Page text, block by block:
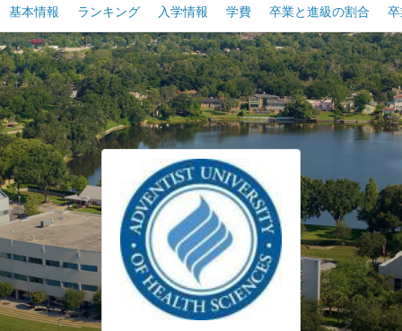
基本情報 ランキング 入学情報 学費 卒業と進級の割合